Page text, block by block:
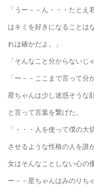
「うー－－ん・・・たと
はキミを好きになることは
れは確かだよ。」
「そんなこと分からないじ
「ー－－ここまで言って分
星ちゃんは少し迷惑そうな
と言って言葉を繋げた。
「・・・人を使って僕の
させるような性格の人を誰
女はそんなことしない心の
ー－－星ちゃんはみのりち